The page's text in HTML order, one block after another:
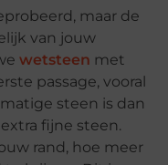
maar de
van jouw
wetsteen met
passage, vooral
steen is dan
fijne steen.
rand, hoe meer